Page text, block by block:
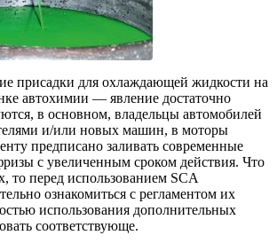
присадки для охлаждающей жидкости на
автохимии — явление достаточно
в основном, владельцы автомобилей
и/или новых машин, в моторы
предписано заливать современные
с увеличенным сроком действия. Что
то перед использованием SCA
ознакомиться с регламентом их
использования дополнительных
соответствующе.